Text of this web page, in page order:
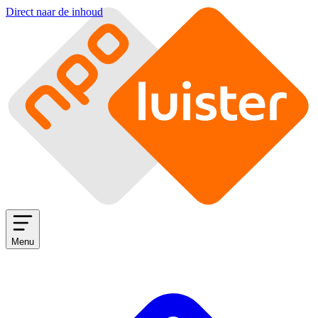
Direct naar de inhoud
Menu